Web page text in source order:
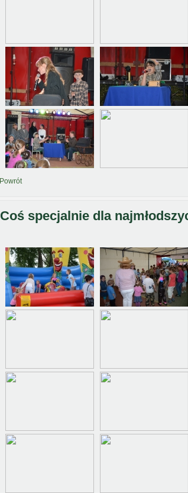
Powrót
Coś specjalnie dla